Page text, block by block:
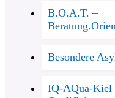
B.O.A.T. –
Besondere
IQ-AQua-Kiel